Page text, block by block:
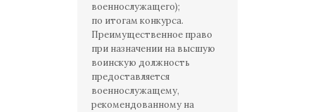
военнослужащего);
по итогам конкурса.
Преимущественное право
при назначении на высшую
воинскую должность
предоставляется
военнослужащему,
рекомендованному на